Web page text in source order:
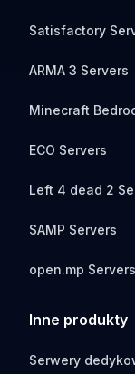
Satisfactory
ARMA 3 Servers
Minecraft
ECO Servers
Left 4 dead 2
SAMP Servers
open.mp Servers
Inne produkty
Serwery